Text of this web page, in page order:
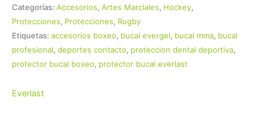
Categorías: Accesorios, Artes Marciales, Hockey,
Protecciones, Protecciones, Rugby
Etiquetas: accesorios boxeo, bucal evergel, bucal mma, bucal
profesional, deportes contacto, proteccion dental deportiva,
protector bucal boxeo, protector bucal everlast
Everlast